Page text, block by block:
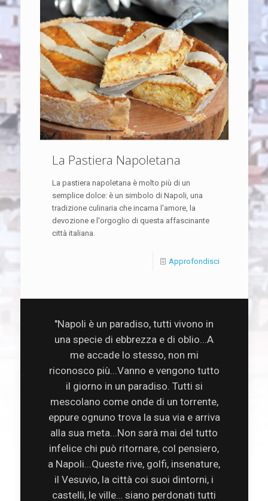
La Pastiera Napoletana
La pastiera napoletana è molto più di un
semplice dolce: è un simbolo di Napoli, una
tradizione culinaria che incarna l'amore, la
devozione e l'orgoglio di questa affascinante
città italiana.
Approfondisci
"Napoli è un paradiso, tutti vivono in
una specie di ebbrezza e di oblio...A
me accade lo stesso, non mi
riconosco più...Vanno e vengono tutto
il giorno in un paradiso. Tutti si
mescolano come onde di un torrente,
eppure ognuno trova la sua via e arriva
alla sua meta...Non sarà mai del tutto
infelice chi può ritornare, col pensiero,
a Napoli...Queste rive, golfi, insenature,
il Vesuvio, la città coi suoi dintorni, i
castelli, le ville… siano perdonati tutti